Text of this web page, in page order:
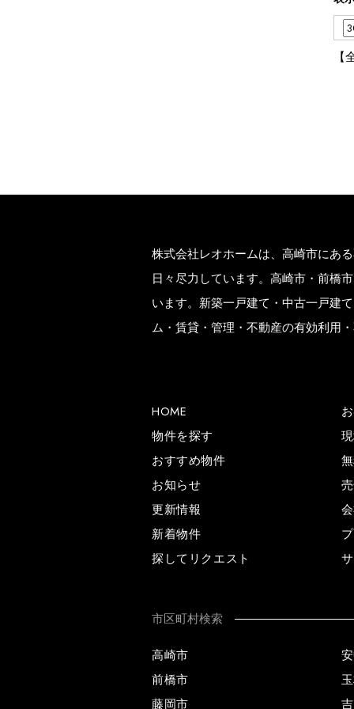
【
株式会社レオホームは、高崎市にあ
日々尽力しています。高崎市・前橋
います。新築一戸建て・中古一戸建
ム・賃貸・管理・不動産の有効利用
HOME
物件を探す
おすすめ物件
お知らせ
更新情報
新着物件
探してリクエスト
市区町村検索
高崎市
前橋市
藤岡市